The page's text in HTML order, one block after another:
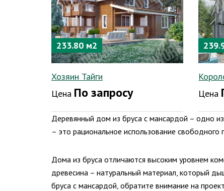
233.80 м2
Хозяин Тайги
Цена По запросу
Цена
Деревянный дом из бруса с мансардой – одно
– это рациональное использование
Дома из бруса отличаются высоким уровнем
древесина – натуральный материал, который
бруса с мансардой, обратите внимание на